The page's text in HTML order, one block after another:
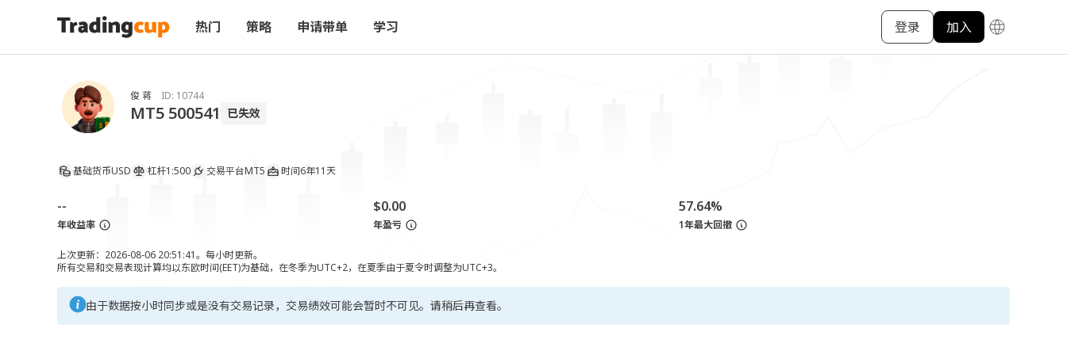
热门 策略 申请带单 学习 登录 加入
俊 蒋 ID: 10744
MT5 500541 已失效
基础货币USD 杠杆1:500 交易平台MT5 时间6年11天
--
年收益率
$0.00
年盈亏
57.64%
1年最大回撤
上次更新：2026-08-06 20:51:41。每小时更新。
所有交易和交易表现计算均以东欧时间(EET)为基础，在冬季为UTC+2，在夏季由于夏令时调整为UTC+3。
由于数据按小时同步或是没有交易记录，交易绩效可能会暂时不可见。请稍后再查看。